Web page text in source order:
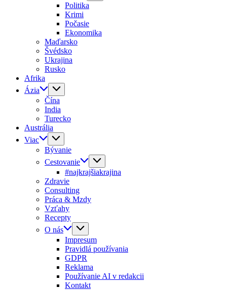
Politika
Krimi
Počasie
Ekonomika
Maďarsko
Švédsko
Ukrajina
Rusko
Afrika
Ázia
Čína
India
Turecko
Austrália
Viac
Bývanie
Cestovanie
#najkrajšiakrajina
Zdravie
Consulting
Práca & Mzdy
Vzťahy
Recepty
O nás
Impresum
Pravidlá používania
GDPR
Reklama
Používanie AI v redakcii
Kontakt